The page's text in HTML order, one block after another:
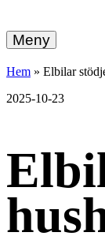
vidare
till
energi
+
Meny
Hem » Elbilar
2025-10-23